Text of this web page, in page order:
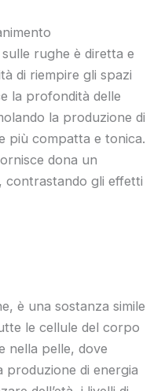
rughe è diretta e
di riempire gli spazi
la profondità delle
la produzione di
più compatta e tonica.
dona un
contrastando gli effetti
è una sostanza simile
le cellule del corpo
nella pelle, dove
di energia